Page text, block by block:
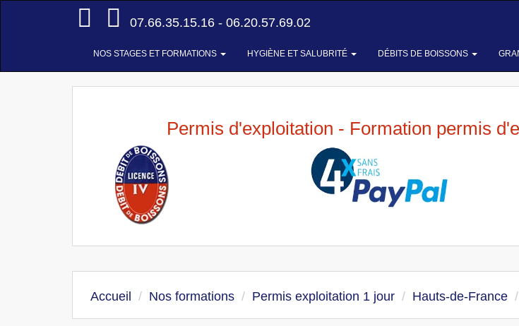
Accueil
07.66.35.15.16 - 06.20.57.69.02
NOS STAGES ET FORMATIONS HYGIÈNE ET SALUBRITÉ DÉBITS DE BOISSONS
Permis d'exploitation - Formation permis
Accueil Nos formations Permis exploitation 1 jour Hauts-de-France